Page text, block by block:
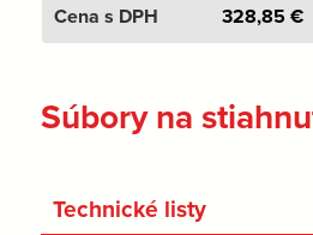
328,85€
Súbory na
Technické listy